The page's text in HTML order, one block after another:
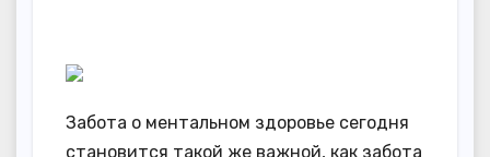
Забота о ментальном здоровье сегодня
становится такой же важной, как забота